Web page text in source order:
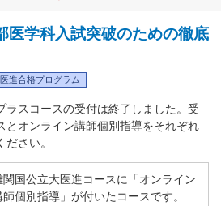
医学科入試突破のための徹底
医進合格プログラム
ラスコースの受付は終了しました。受
とオンライン講師個別指導をそれぞれ
さい。
関国公立大医進コースに「オンライン
師個別指導」が付いたコースです。